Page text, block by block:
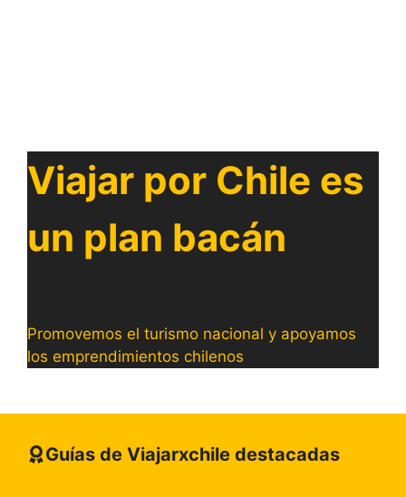
Viajar por Chile es
un plan bacán
Promovemos el turismo nacional y apoyamos
los emprendimientos chilenos
Guías de Viajarxchile destacadas